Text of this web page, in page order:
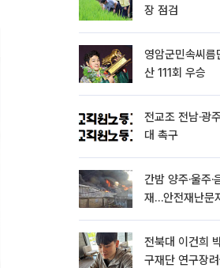
장 점검
영암군민속씨
산 111회 우승
전교조 전남·광
대 촉구
간밤 양주·울주
재…안전재난문
전북대 이건희
구재단 연구장